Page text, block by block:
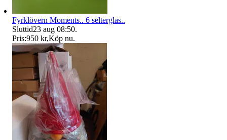
Fyrklövern Moments.. 6 selterglas..
Sluttid23 aug 08:50.
Pris:950 kr,Köp nu.